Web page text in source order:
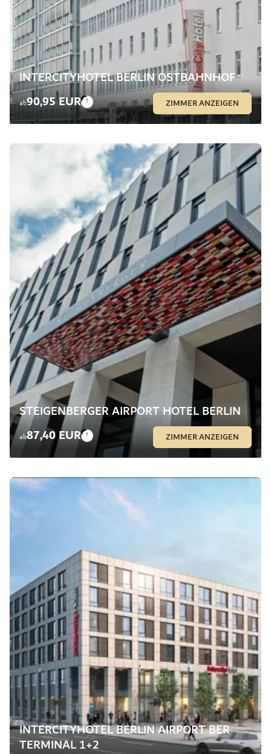
INTERCITYHOTEL BERLIN OSTBAHNHOF
ab90,95 EUR ZIMMER ANZEIGEN
STEIGENBERGER AIRPORT HOTEL BERLIN
ab87,40 EUR ZIMMER ANZEIGEN
INTERCITYHOTEL BERLIN AIRPORT BER
TERMINAL 1+2